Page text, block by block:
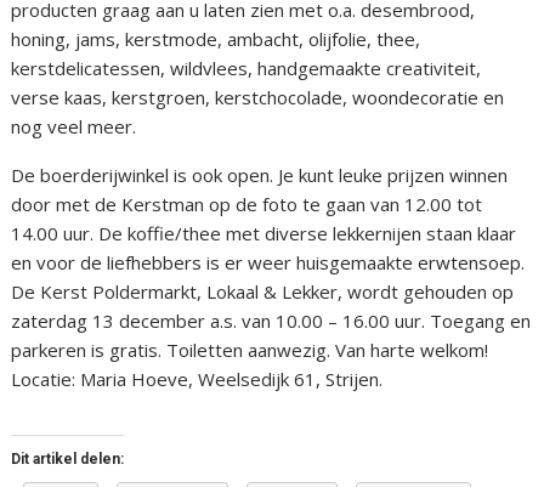
producten graag aan u laten zien met o.a. desembrood,
honing, jams, kerstmode, ambacht, olijfolie, thee,
kerstdelicatessen, wildvlees, handgemaakte creativiteit,
verse kaas, kerstgroen, kerstchocolade, woondecoratie en
nog veel meer.
De boerderijwinkel is ook open. Je kunt leuke prijzen winnen
door met de Kerstman op de foto te gaan van 12.00 tot
14.00 uur. De koffie/thee met diverse lekkernijen staan klaar
en voor de liefhebbers is er weer huisgemaakte erwtensoep.
De Kerst Poldermarkt, Lokaal & Lekker, wordt gehouden op
zaterdag 13 december a.s. van 10.00 – 16.00 uur. Toegang en
parkeren is gratis. Toiletten aanwezig. Van harte welkom!
Locatie: Maria Hoeve, Weelsedijk 61, Strijen.
Dit artikel delen: